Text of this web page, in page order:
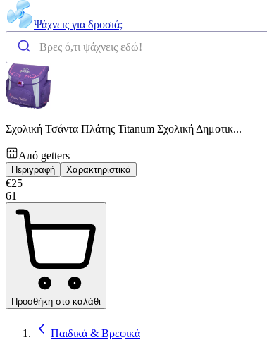
Ψάχνεις για δροσιά;
Σχολική Τσάντα Πλάτης Titanum Σχολική Δημοτικ...
Από getters
Περιγραφή Χαρακτηριστικά
€25
61
Προσθήκη στο καλάθι
Παιδικά & Βρεφικά